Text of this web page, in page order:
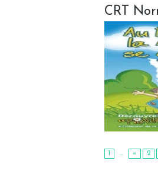
CRT
... « 2